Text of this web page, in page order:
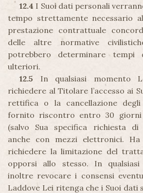
12.4 I Suoi dati personali
tempo strettamente necessario
prestazione contrattuale
delle altre normative
potrebbero determinare tempi
ulteriori.
12.5 In qualsiasi momento
richiedere al Titolare l’accesso ai
rettifica o la cancellazione
fornito riscontro entro 30
(salvo Sua specifica richiesta
anche con mezzi elettronici.
richiedere la limitazione del
opporsi allo stesso. In
inoltre revocare i consensi
Laddove Lei ritenga che i Suoi